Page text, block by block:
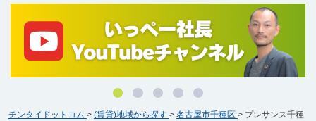
チンタイドットコム > (賃貸)地域から探す > 名古屋市千種区 > プレサンス千種